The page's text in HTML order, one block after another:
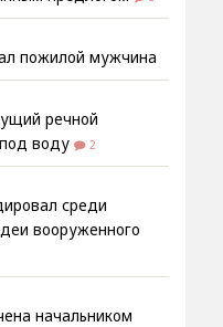
пожилой мужчина
речной
воду
2
среди
вооруженного
начальником